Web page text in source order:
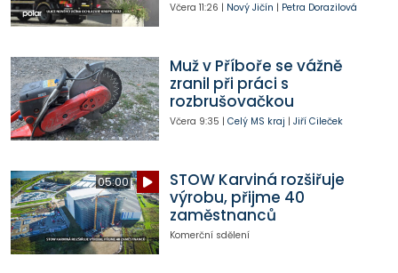
Včera 11:26 | Nový Jičín | Petra Dorazilová
Muž v Příboře se vážně
zranil při práci s
rozbrušovačkou
Včera 9:35 | Celý MS kraj | Jiří Cileček
05:00
STOW Karviná rozšiřuje
výrobu, přijme 40
zaměstnanců
Komerční sdělení